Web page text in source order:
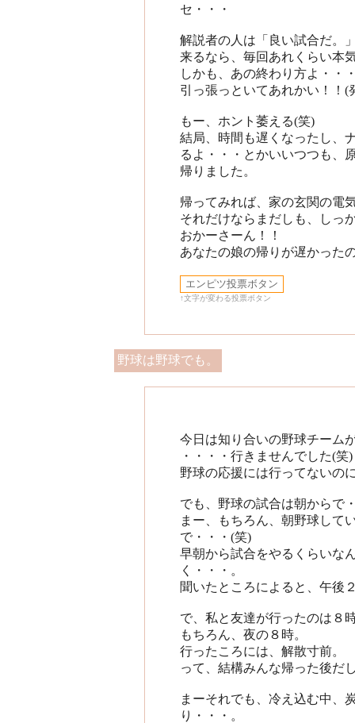
セ・・・
解説者の人は「良い試合だ。
来るなら、毎回あれくらい本
しかも、あの終わり方よ・・
引っ張っといてあれかい！！(
もー、ホント萎える(笑)
結局、時間も遅くなったし、
るよ・・・とかいいつつも、
帰りました。
帰ってみれば、家の玄関の電
それだけならまだしも、しっ
おかーさーん！！
あなたの娘の帰りが遅かった
↑文字が変わる投票ボタン
野球は野球でも。
今日は知り合いの野球チーム
・・・・行きませんでした(笑)
野球の応援には行ってない
でも、野球の試合は朝からで
まー、もちろん、朝野球して
で・・・(笑)
早朝から試合をやるくらいな
く・・・。
聞いたところによると、午後
で、私と友達が行ったのは８
もちろん、夜の８時。
行ったころには、解散寸前。
って、結構みんな帰った後だ
まーそれでも、冷え込む中、
り・・・。